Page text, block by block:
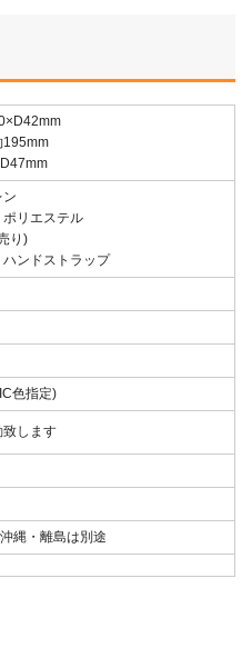
195mm
ン
リエステル
り)
ンドストラップ
色指定)
致します
縄・離島は別途